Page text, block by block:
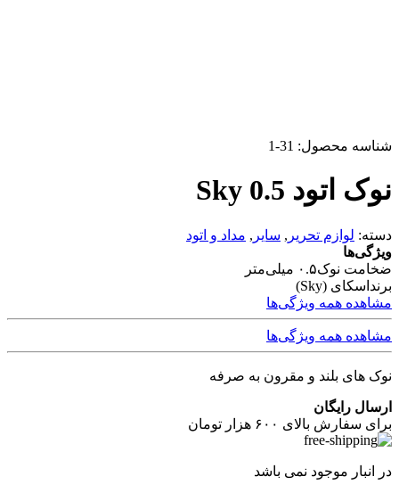
شناسه محصول: 31-1
نوک اتود 0.5 Sky
دسته: لوازم تحریر , سایر , مداد و اتود
ویژگی‌ها
ضخامت نوک۰.۵ میلی‌متر
برند اسکای (Sky)
مشاهده همه ویژگی‌ها
مشاهده همه ویژگی‌ها
نوک های بلند و مقرون به صرفه
ارسال رایگان
برای سفارش بالای ۶۰۰ هزار تومان
در انبار موجود نمی باشد